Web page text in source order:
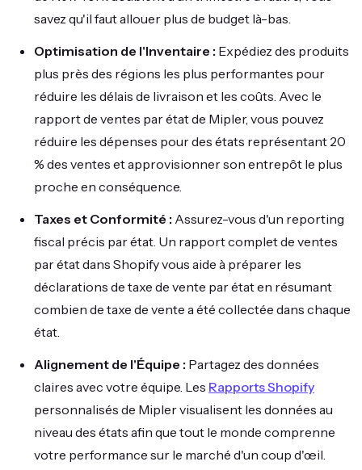
savez qu'il faut allouer plus de budget là-bas.
Optimisation de l'Inventaire : Expédiez des produits
plus près des régions les plus performantes pour
réduire les délais de livraison et les coûts. Avec le
rapport de ventes par état de Mipler, vous pouvez
réduire les dépenses pour des états représentant 20
% des ventes et approvisionner son entrepôt le plus
proche en conséquence.
Taxes et Conformité : Assurez-vous d'un reporting
fiscal précis par état. Un rapport complet de ventes
par état dans Shopify vous aide à préparer les
déclarations de taxe de vente par état en résumant
combien de taxe de vente a été collectée dans chaque
état.
Alignement de l'Équipe : Partagez des données
claires avec votre équipe. Les Rapports Shopify
personnalisés de Mipler visualisent les données au
niveau des états afin que tout le monde comprenne
votre performance sur le marché d'un coup d'œil.